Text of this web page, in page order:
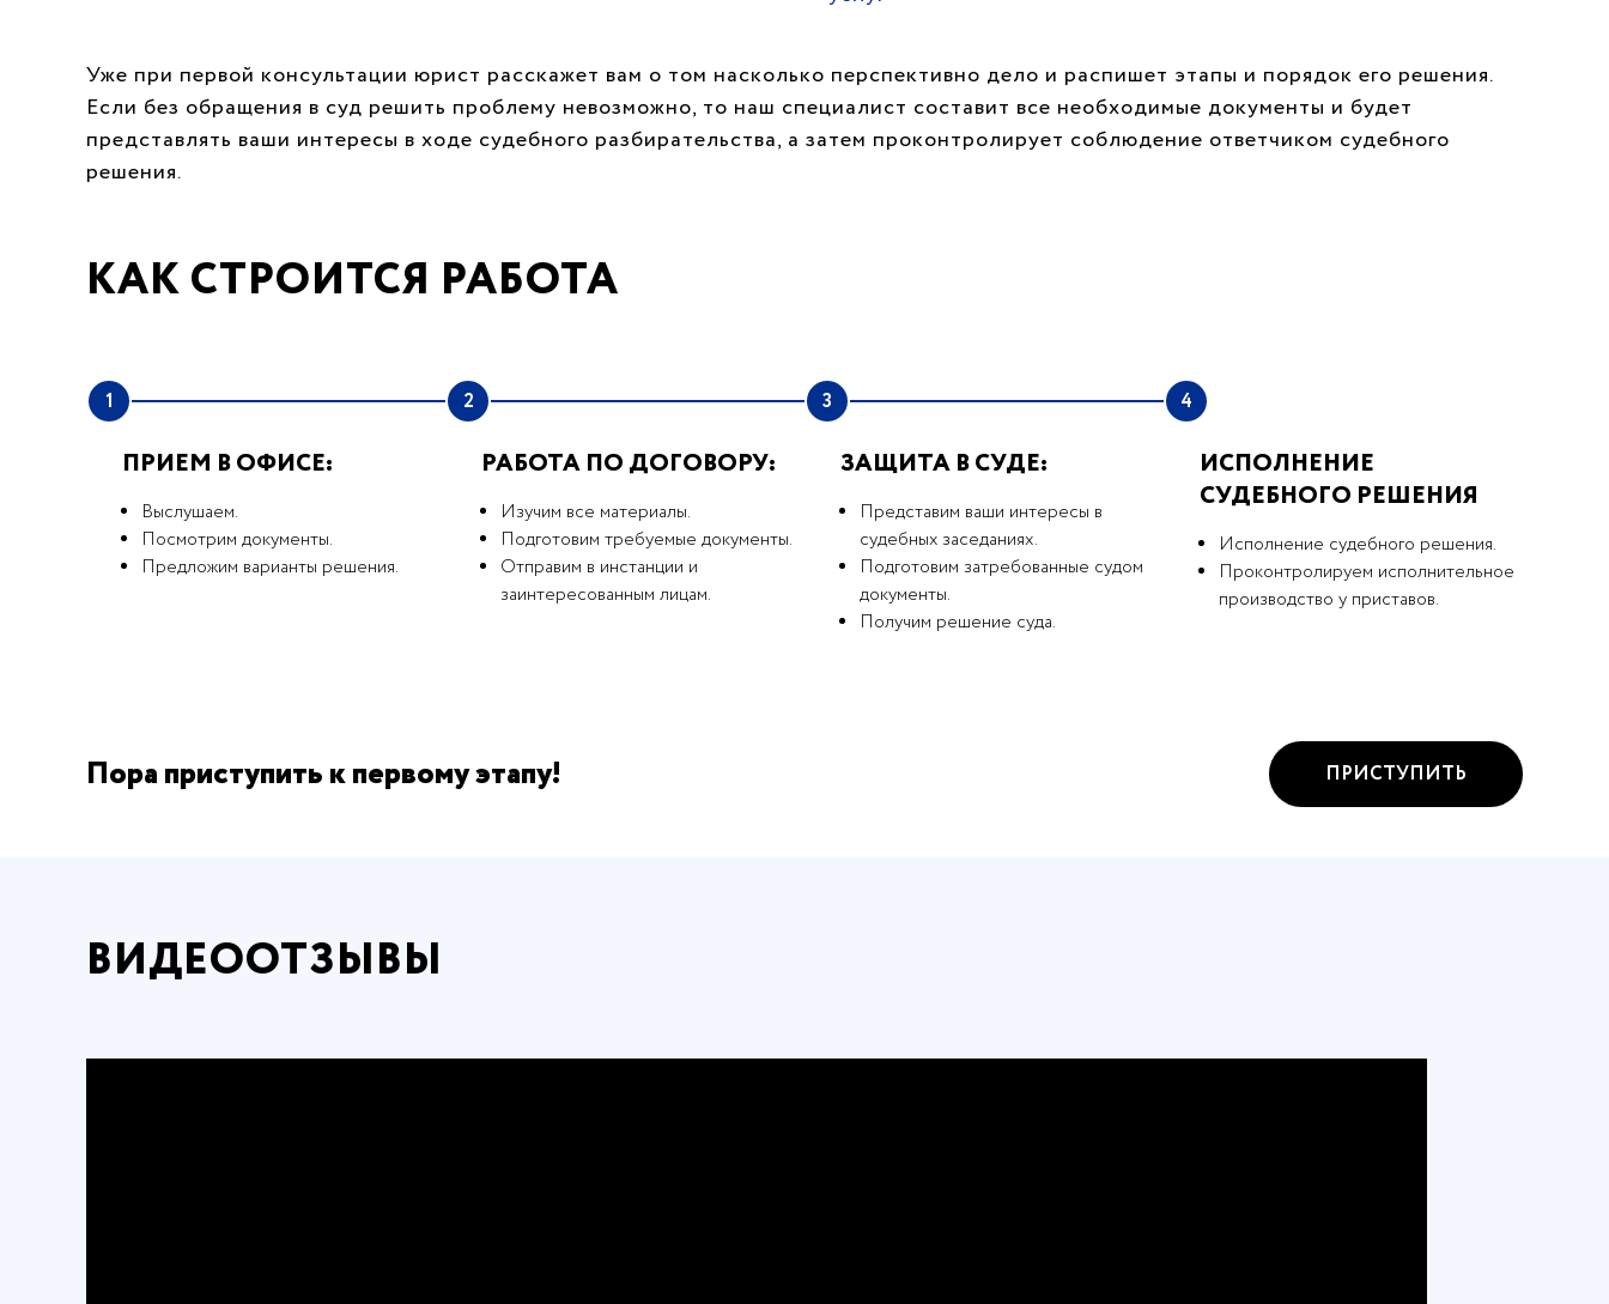
Уже при первой консультации юрист расскажет вам о том насколько перспективно дело и распишет этапы и порядок его решения.
Если без обращения в суд решить проблему невозможно, то наш специалист составит все необходимые документы и будет
представлять ваши интересы в ходе судебного разбирательства, а затем проконтролирует соблюдение ответчиком судебного
решения.
КАК СТРОИТСЯ РАБОТА
1
ПРИЕМ В ОФИСЕ:
Выслушаем.
Посмотрим документы.
Предложим варианты решения.
2
РАБОТА ПО ДОГОВОРУ:
Изучим все материалы.
Подготовим требуемые документы.
Отправим в инстанции и
заинтересованным лицам.
3
ЗАЩИТА В СУДЕ:
Представим ваши интересы в
судебных заседаниях.
Подготовим затребованные судом
документы.
Получим решение суда.
4
ИСПОЛНЕНИЕ
СУДЕБНОГО РЕШЕНИЯ
Исполнение судебного решения.
Проконтролируем исполнительное
производство у приставов.
Пора приступить к первому этапу! ПРИСТУПИТЬ
ВИДЕООТЗЫВЫ